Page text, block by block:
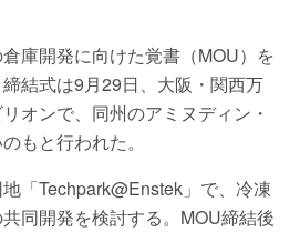
庫開発に向けた覚書（MOU）を
結式は9月29日、大阪・関西万
オンで、同州のアミヌディン・
もと行われた。
「Techpark@Enstek」で、冷凍
同開発を検討する。MOU締結後